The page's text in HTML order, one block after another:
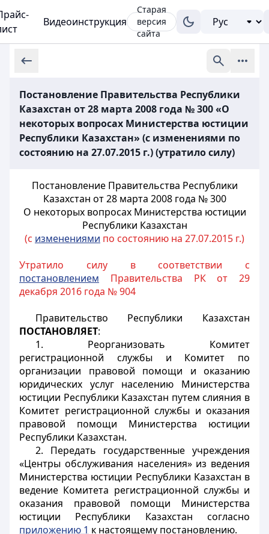
Видеоинструкция
Старая
версия
сайта
Постановление Правительства Республики
Казахстан от 28 марта 2008 года № 300 «О
некоторых вопросах Министерства юстиции
Республики Казахстан» (с изменениями по
состоянию на 27.07.2015 г.) (утратило силу)
Постановление Правительства Республики
Казахстан от 28 марта 2008 года № 300
О некоторых вопросах Министерства юстиции
Республики Казахстан
(с изменениями по состоянию на 27.07.2015 г.)
Утратило силу в соответствии с
постановлением Правительства РК от 29
декабря 2016 года № 904
Правительство Республики Казахстан
ПОСТАНОВЛЯЕТ:
1. Реорганизовать Комитет
регистрационной службы и Комитет по
организации правовой помощи и оказанию
юридических услуг населению Министерства
юстиции Республики Казахстан путем слияния в
Комитет регистрационной службы и оказания
правовой помощи Министерства юстиции
Республики Казахстан.
2. Передать государственные учреждения
«Центры обслуживания населения» из ведения
Министерства юстиции Республики Казахстан в
ведение Комитета регистрационной службы и
оказания правовой помощи Министерства
юстиции Республики Казахстан согласно
приложению 1 к настоящему постановлению.